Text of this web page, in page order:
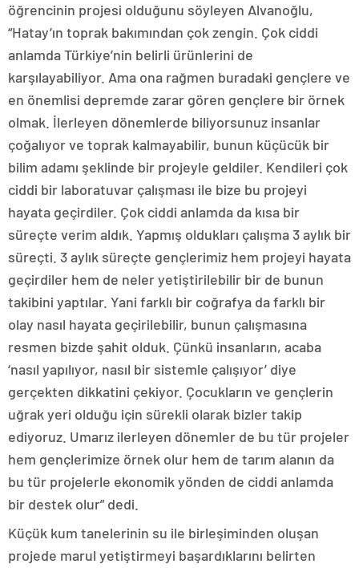
öğrencinin projesi olduğunu söyleyen Alvanoğlu,
“Hatay’ın toprak bakımından çok zengin. Çok ciddi
anlamda Türkiye’nin belirli ürünlerini de
karşılayabiliyor. Ama ona rağmen buradaki gençlere ve
en önemlisi depremde zarar gören gençlere bir örnek
olmak. İlerleyen dönemlerde biliyorsunuz insanlar
çoğalıyor ve toprak kalmayabilir, bunun küçücük bir
bilim adamı şeklinde bir projeyle geldiler. Kendileri çok
ciddi bir laboratuvar çalışması ile bize bu projeyi
hayata geçirdiler. Çok ciddi anlamda da kısa bir
süreçte verim aldık. Yapmış oldukları çalışma 3 aylık bir
süreçti. 3 aylık süreçte gençlerimiz hem projeyi hayata
geçirdiler hem de neler yetiştirilebilir bir de bunun
takibini yaptılar. Yani farklı bir coğrafya da farklı bir
olay nasıl hayata geçirilebilir, bunun çalışmasına
resmen bizde şahit olduk. Çünkü insanların, acaba
‘nasıl yapılıyor, nasıl bir sistemle çalışıyor’ diye
gerçekten dikkatini çekiyor. Çocukların ve gençlerin
uğrak yeri olduğu için sürekli olarak bizler takip
ediyoruz. Umarız ilerleyen dönemler de bu tür projeler
hem gençlerimize örnek olur hem de tarım alanın da
bu tür projelerle ekonomik yönden de ciddi anlamda
bir destek olur” dedi.
Küçük kum tanelerinin su ile birleşiminden oluşan
projede marul yetiştirmeyi başardıklarını belirten